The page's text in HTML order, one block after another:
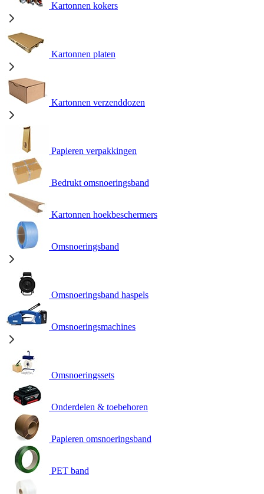
Kartonnen kokers
Kartonnen platen
Kartonnen verzenddozen
Papieren verpakkingen
Bedrukt omsnoeringsband
Kartonnen hoekbeschermers
Omsnoeringsband
Omsnoeringsband haspels
Omsnoeringsmachines
Omsnoeringssets
Onderdelen & toebehoren
Papieren omsnoeringsband
PET band